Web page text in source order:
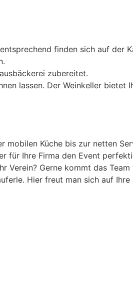
finden sich auf der
zubereitet.
lassen. Der Weinkeller bietet
mobilen Küche bis zur netten
für Ihre Firma den Event
Verein? Gerne kommt das
Hier freut man sich auf Ihre